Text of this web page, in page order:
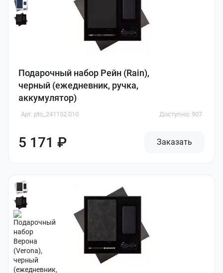
Подарочный набор Рейн (Rain),
черный (ежедневник, ручка,
аккумулятор)
Арт. pto_241152.010 Доступно: 907
5 171 ₽ Заказать